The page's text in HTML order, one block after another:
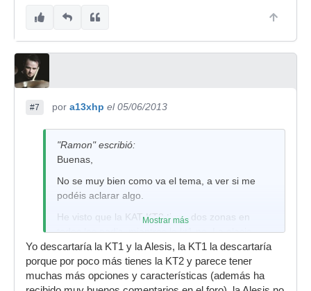
#7 por a13xhp el 05/06/2013
"Ramon" escribió:
Buenas,
No se muy bien como va el tema, a ver si me
podéis aclarar algo.
He visto que la KAT KT2 tiene dos zonas en
todos los pad’s, mientras la kt1 no. La alesis
tiene dos zonas en el pad de caja, no se si esto
es así o lo he entendido mal. Soy muy novato, lo
se…
Mostrar más
Yo descartaría la KT1 y la Alesis, la KT1 la descartaría
porque por poco más tienes la KT2 y parece tener
muchas más opciones y características (además ha